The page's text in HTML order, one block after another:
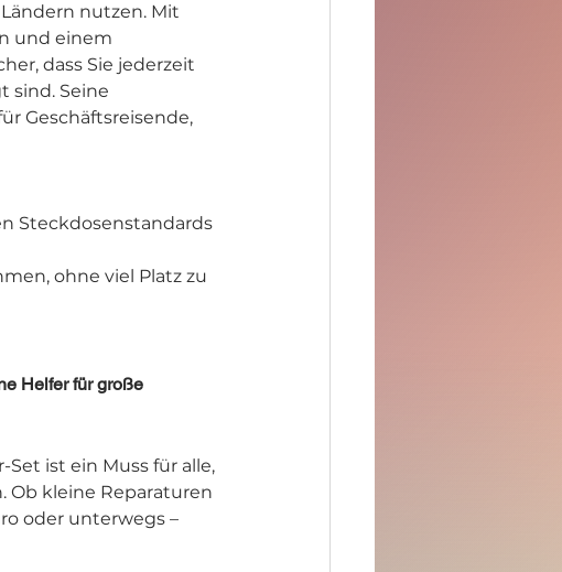
nutzen. Mit
und einem
dass Sie jederzeit
sind. Seine
Geschäftsreisende,
Steckdosenstandards
ohne viel Platz zu
Helfer für große
ist ein Muss für alle,
Ob kleine Reparaturen
oder unterwegs –